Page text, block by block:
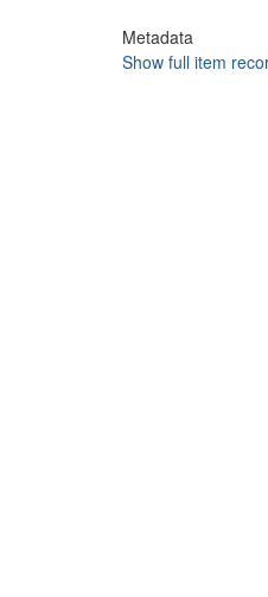
Metadata
Show full item